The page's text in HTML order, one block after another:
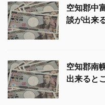
空知郡中
談が出来
空知郡南
出来ると